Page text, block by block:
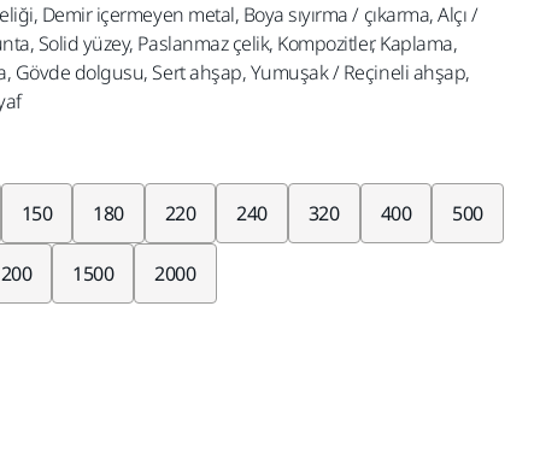
Demir içermeyen metal, Boya sıyırma / çıkarma, Alçı /
Solid yüzey, Paslanmaz çelik, Kompozitler, Kaplama,
Gövde dolgusu, Sert ahşap, Yumuşak / Reçineli ahşap,
150 180 220 240 320 400 500
1500 2000